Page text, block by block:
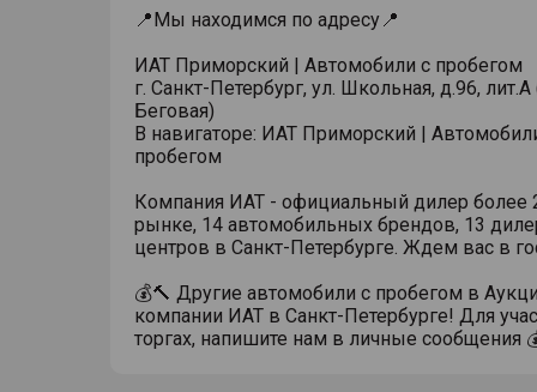
📍Мы находимся по адресу📍
ИАТ Приморский | Автомобили с пробегом
г. Санкт-Петербург, ул. Школьная, д.96, лит.А
Беговая)
В навигаторе: ИАТ Приморский |
пробегом
Компания ИАТ - официальный дилер более
рынке, 14 автомобильных брендов, 13
центров в Санкт-Петербурге. Ждем вас в
💰🔨 Другие автомобили с пробегом в
компании ИАТ в Санкт-Петербурге! Для
торгах, напишите нам в личные сообщения